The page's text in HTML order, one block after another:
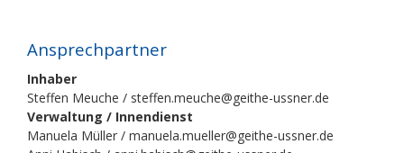
Ansprechpartner
Inhaber
Steffen Meuche / steffen.meuche@geithe-ussner.de
Verwaltung / Innendienst
Manuela Müller / manuela.mueller@geithe-ussner.de